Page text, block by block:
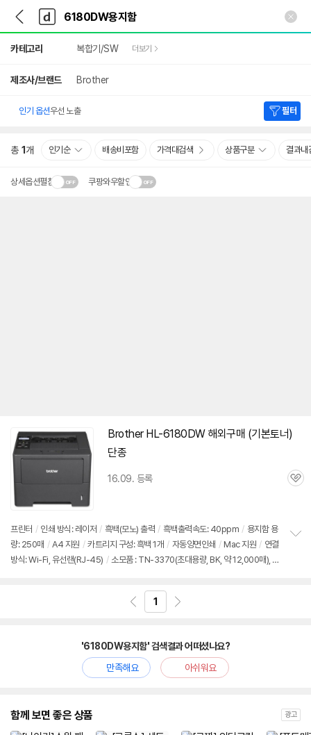
다
나
와
가
기
다
와
메
인
카테고리 복합기/SW 더보기
제조사/브랜드 Brother
인기 옵션우선 노출 필터
총 1 개 인기순 배송비포함 가격대검색 상품구분 결과내
상세옵션펼침 쿠팡와우할인
Brother HL-6180DW해외구매 (기본토너)
단종
16.09. 등록
관
프린터 / 인쇄 방식: 레이저 / 흑백(모노) 출력 / 흑백출력속도: 40ppm / 용지함용
량: 250매 / A4 지원 / 카트리지 구성: 흑백 1개 / 자동양면인쇄 / Mac 지원 / 연결
방식: Wi-Fi, 유선랜(RJ-45) / 소모품 : TN-3370(초대용량, BK, 약 12,000매), T
1
'6180DW용지함' 검색결과 어떠셨나요?
만족해요
아쉬워요
함께 보면 좋은 상품 광고